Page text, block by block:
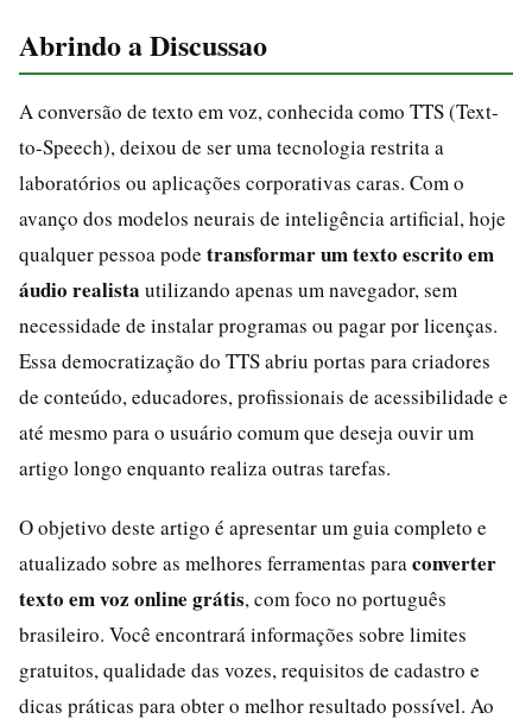
Abrindo a Discussao
A conversão de texto em voz, conhecida como TTS (Text-
to-Speech), deixou de ser uma tecnologia restrita a
laboratórios ou aplicações corporativas caras. Com o
avanço dos modelos neurais de inteligência artificial, hoje
qualquer pessoa pode transformar um texto escrito em
áudio realista utilizando apenas um navegador, sem
necessidade de instalar programas ou pagar por licenças.
Essa democratização do TTS abriu portas para criadores
de conteúdo, educadores, profissionais de acessibilidade e
até mesmo para o usuário comum que deseja ouvir um
artigo longo enquanto realiza outras tarefas.
O objetivo deste artigo é apresentar um guia completo e
atualizado sobre as melhores ferramentas para converter
texto em voz online grátis, com foco no português
brasileiro. Você encontrará informações sobre limites
gratuitos, qualidade das vozes, requisitos de cadastro e
dicas práticas para obter o melhor resultado possível. Ao